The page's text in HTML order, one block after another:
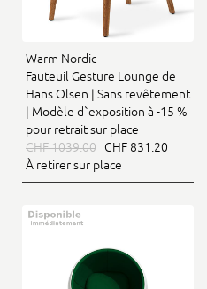
Warm Nordic
Fauteuil Gesture Lounge de
Hans Olsen | Sans revêtement
| Modèle d`exposition à -15 %
pour retrait sur place
CHF 1039.00 CHF 831.20
À retirer sur place